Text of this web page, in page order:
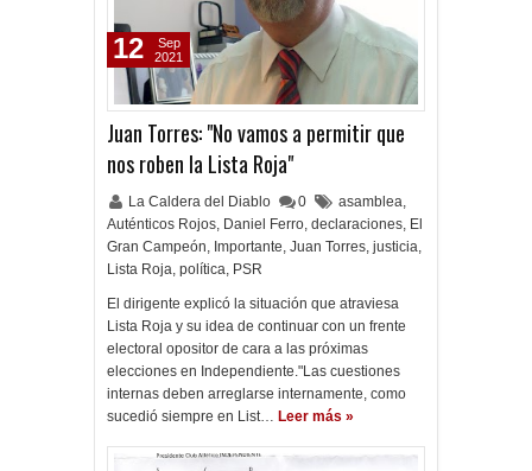
Juan Torres: "No vamos a permitir que
nos roben la Lista Roja"
La Caldera del Diablo 0 asamblea,
Auténticos Rojos, Daniel Ferro, declaraciones, El
Gran Campeón, Importante, Juan Torres, justicia,
Lista Roja, política, PSR
El dirigente explicó la situación que atraviesa
Lista Roja y su idea de continuar con un frente
electoral opositor de cara a las próximas
elecciones en Independiente."Las cuestiones
internas deben arreglarse internamente, como
sucedió siempre en List… Leer más »
12
Sep
2021